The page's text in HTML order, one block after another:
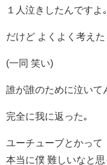
１人泣きしたんですよ｡
だけど よくよく考え
(一同 笑い)
誰が誰のために泣いて
完全に我に返った｡
ユーチューブとかって
本当に僕 難しいなと思